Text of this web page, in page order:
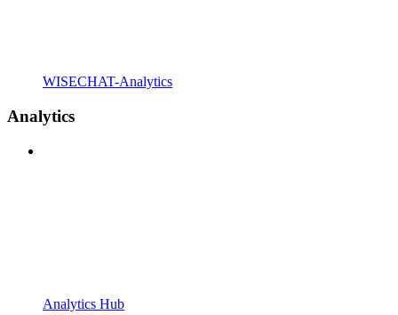
WISECHAT-Analytics
Analytics
Analytics Hub